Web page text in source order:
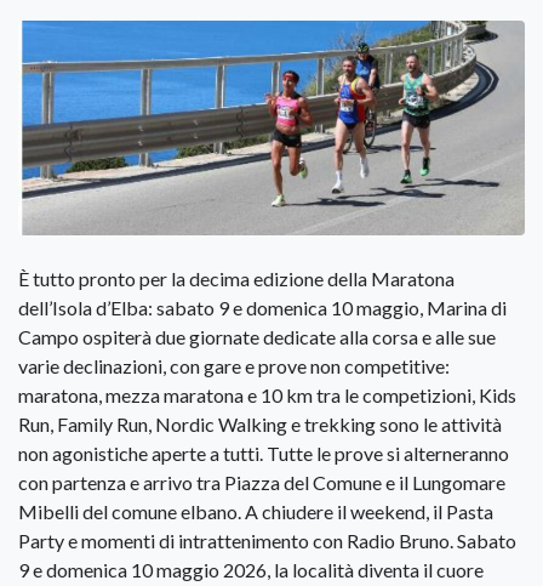
È tutto pronto per la decima edizione della Maratona
dell’Isola d’Elba: sabato 9 e domenica 10 maggio, Marina di
Campo ospiterà due giornate dedicate alla corsa e alle sue
varie declinazioni, con gare e prove non competitive:
maratona, mezza maratona e 10 km tra le competizioni, Kids
Run, Family Run, Nordic Walking e trekking sono le attività
non agonistiche aperte a tutti. Tutte le prove si alterneranno
con partenza e arrivo tra Piazza del Comune e il Lungomare
Mibelli del comune elbano. A chiudere il weekend, il Pasta
Party e momenti di intrattenimento con Radio Bruno. Sabato
9 e domenica 10 maggio 2026, la località diventa il cuore